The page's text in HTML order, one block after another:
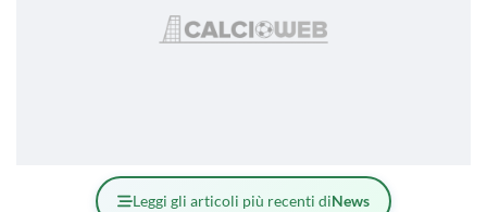
Leggi gli articoli più recenti diNews